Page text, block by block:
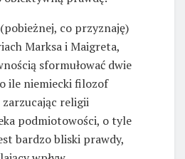
co przyznaję)
Marksa i Maigreta,
sformułować dwie
ile niemiecki filozof
religii
podmiotowości, o tyle
bardzo bliski prawdy,